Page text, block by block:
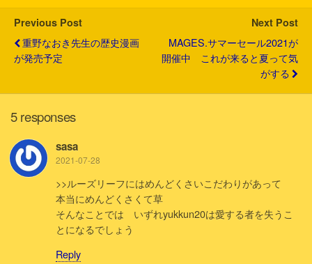
Previous Post
重野なおき先生の歴史漫画
が発売予定
Next Post
MAGES.サマーセール2021が
開催中 これが来ると夏って気
がする
5 responses
sasa
2021-07-28
>>ルーズリーフにはめんどくさいこだわりがあって
本当にめんどくさくて草
そんなことでは いずれyukkun20は愛する者を失うこ
とになるでしょう
Reply